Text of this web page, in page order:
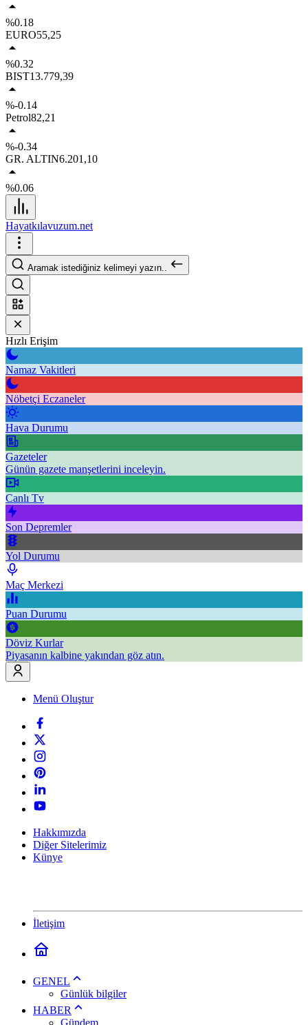
%0.18
EURO55,25
%0.32
BIST13.779,39
%-0.14
Petrol82,21
%-0.34
GR. ALTIN6.201,10
%0.06
Hayatkılavuzum.net
Aramak istediğiniz kelimeyi yazın..
Hızlı Erişim
Namaz Vakitleri
Nöbetçi Eczaneler
Hava Durumu
Gazeteler
Günün gazete manşetlerini inceleyin.
Canlı Tv
Son Depremler
Yol Durumu
Maç Merkezi
Puan Durumu
Döviz Kurlar
Piyasanın kalbine yakından göz atın.
Menü Oluştur
Hakkımızda
Diğer Sitelerimiz
Künye
İletişim
GENEL
Günlük bilgiler
HABER
Gündem